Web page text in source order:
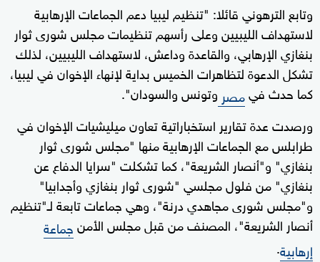
وتابع الترهوني قائلا: "تنظيم ليبيا دعم الجماعات الإرهابية
لاستهداف الليبيين وعلى رأسهم تنظيمات مجلس شورى ثوار
بنغازي الإرهابي، والقاعدة وداعش، لاستهداف الليبيين، لذلك
تشكل الدعوة لتظاهرات الخميس بداية لإنهاء الإخوان في ليبيا،
كما حدث فيمصر وتونس والسودان".
ورصدت عدة تقارير استخباراتية تعاون ميليشيات الإخوان في
طرابلس مع الجماعات الإرهابية منها "مجلس شورى ثوار
بنغازي" و"أنصار الشريعة"، كما تشكلت "سرايا الدفاع عن
بنغازي" من فلول مجلسي "شورى ثوار بنغازي وأجدابيا"
و"مجلس شورى مجاهدي درنة"، وهي جماعات تابعة لـ"تنظيم
أنصار الشريعة"، المصنف من قبل مجلس الأمنجماعة
إرهابية.